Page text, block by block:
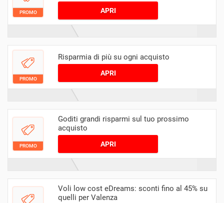
PROMO APRI
PROMO
Risparmia di più su ogni acquisto
APRI
PROMO
Goditi grandi risparmi sul tuo prossimo
acquisto
APRI
Voli low cost eDreams: sconti fino al 45% su
quelli per Valenza